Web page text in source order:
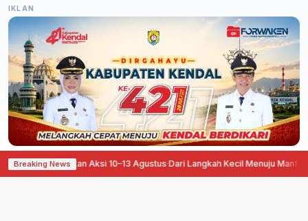
IKLAN
Breaking News
Siapkan Aksi 10–13 Agustus·Dari Langkah Kecil Menuju Manfaat Besar,